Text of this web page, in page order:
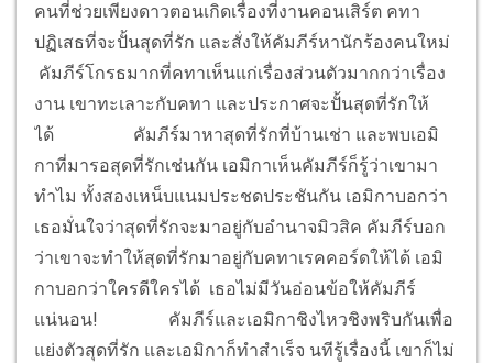
คนที่ช่วยเพียงดาวตอนเกิดเรื่องที่งานคอนเสิร์ต คทา
ปฏิเสธที่จะปั้นสุดที่รัก และสั่งให้คัมภีร์หานักร้องคนใหม่
คัมภีร์โกรธมากที่คทาเห็นแก่เรื่องส่วนตัวมากกว่าเรื่อง
งาน เขาทะเลาะกับคทา และประกาศจะปั้นสุดที่รักให้
ได้
คัมภีร์มาหาสุดที่รักที่บ้านเช่า และพบเอมิ
กาที่มารอสุดที่รักเช่นกัน เอมิกาเห็นคัมภีร์ก็รู้ว่าเขามา
ทำไม ทั้งสองเหน็บแนมประชดประชันกัน เอมิกาบอกว่า
เธอมั่นใจว่าสุดที่รักจะมาอยู่กับอำนาจมิวสิค คัมภีร์บอก
ว่าเขาจะทำให้สุดที่รักมาอยู่กับคทาเรคคอร์ดให้ได้ เอมิ
กาบอกว่าใครดีใครได้ เธอไม่มีวันอ่อนข้อให้คัมภีร์
แน่นอน!
คัมภีร์และเอมิกาชิงไหวชิงพริบกันเพื่อ
แย่งตัวสุดที่รัก และเอมิกาก็ทำสำเร็จ นทีรู้เรื่องนี้ เขาก็ไม่